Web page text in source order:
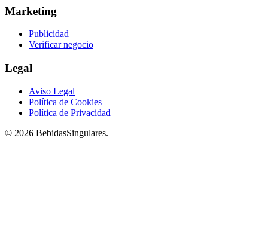
Marketing
Publicidad
Verificar negocio
Legal
Aviso Legal
Política de Cookies
Política de Privacidad
© 2026 BebidasSingulares.